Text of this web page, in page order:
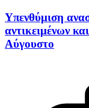
Υπενθύμιση
αντικειμένων
Αύγουστο